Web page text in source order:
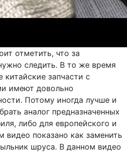
отметить, что за
следить. В то же время
китайские запчасти с
имеют довольно
Потому иногда лучше и
аналог предназначенных
либо для европейского и
видео показано как заменить
шруса. В данном видео